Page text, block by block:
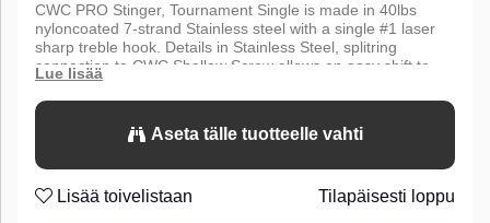
CWC PRO Stinger, Tournament Single is made in 40lbs
nyloncoated 7-strand Stainless steel with a single #1 laser
sharp treble hook. Details in Stainless Steel, splitring
connection to CWC Shallow Screw allows an easy shift to
BFT Flexhead Pike. Developed and designed for Pig Shad
Tournament 18cm. 1 pcs.
Aseta tälle tuotteelle vahti
Lisää toivelistaan Tilapäisesti loppu